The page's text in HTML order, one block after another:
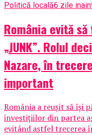
Politică locală6 zile
România evită
„JUNK”. Rolul
Nazare, în
important
România a reușit să își
investițiilor din partea
evitând astfel trecerea